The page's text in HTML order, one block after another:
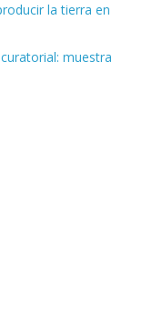
la tierra en
muestra